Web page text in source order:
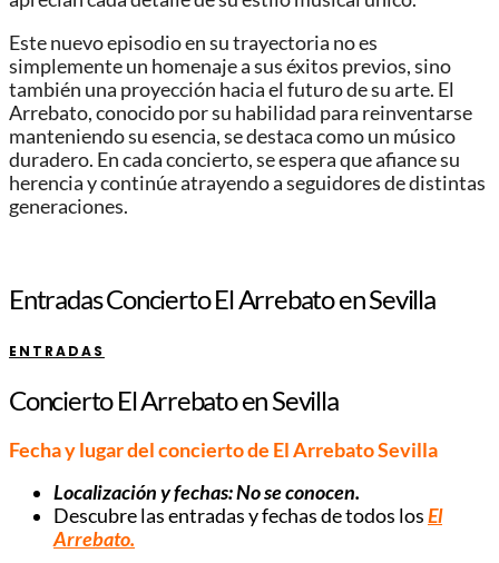
Este nuevo episodio en su trayectoria no es
simplemente un homenaje a sus éxitos previos, sino
también una proyección hacia el futuro de su arte. El
Arrebato, conocido por su habilidad para reinventarse
manteniendo su esencia, se destaca como un músico
duradero. En cada concierto, se espera que afiance su
herencia y continúe atrayendo a seguidores de distintas
generaciones.
Entradas Concierto El Arrebato en Sevilla
ENTRADAS
Concierto El Arrebato en Sevilla
Fecha y lugar del concierto de El Arrebato Sevilla
Localización y fechas: No se conocen.
Descubre las entradas y fechas de todos losEl
Arrebato.